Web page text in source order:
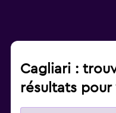
Cagliari :
résultats